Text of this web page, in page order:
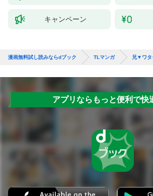
キャンペーン
漫画無料試し読みならdブック TLマンガ 兄▼ワタ
アプリならもっと便利で快